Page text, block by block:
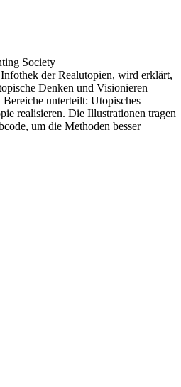
Society
der Realutopien, wird erklärt,
Denken und Visionieren
unterteilt: Utopisches
realisieren. Die Illustrationen tragen
um die Methoden besser